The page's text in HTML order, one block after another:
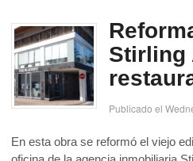
Stirling
Publicado el
En esta obra se reformó el viejo